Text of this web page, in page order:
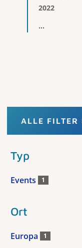
2022
...
ALLE FILTER
Typ
Events 1
Ort
Europa 1